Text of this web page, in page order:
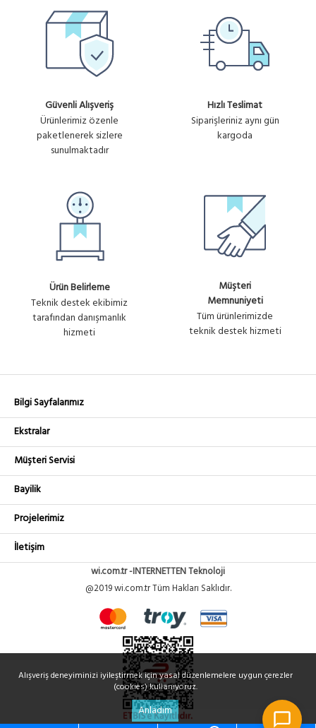
Güvenli Alışveriş
Ürünlerimiz özenle
paketlenerek sizlere
sunulmaktadır
Hızlı Teslimat
Siparişleriniz aynı gün
kargoda
Ürün Belirleme
Teknik destek ekibimiz
tarafından danışmanlık
hizmeti
Müşteri
Memnuniyeti
Tüm ürünlerimizde
teknik destek hizmeti
Bilgi Sayfalarımız
Ekstralar
Müşteri Servisi
Bayilik
Projelerimiz
İletişim
wi.com.tr -INTERNETTEN Teknoloji
@2019 wi.com.tr Tüm Hakları Saklıdır.
Alışveriş deneyiminizi iyileştirmek için yasal düzenlemelere uygun çerezler
(cookies) kullanıyoruz.
Anladım